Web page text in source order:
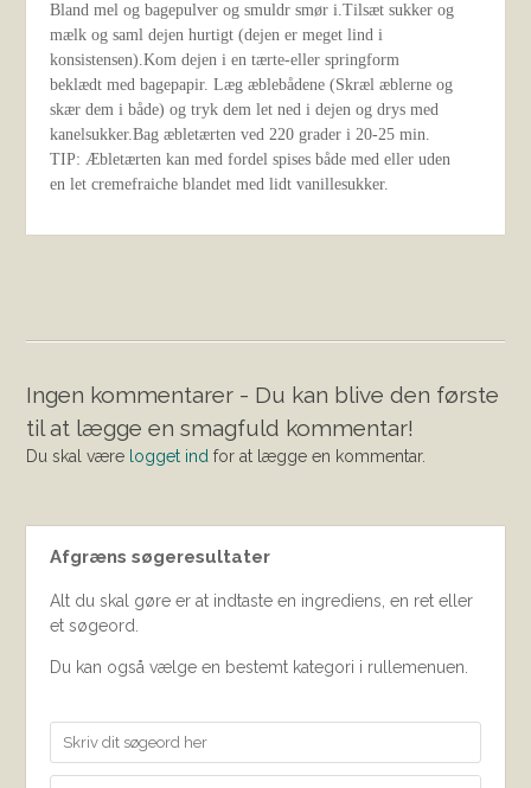
Bland mel og bagepulver og smuldr smør i.Tilsæt sukker og
mælk og saml dejen hurtigt (dejen er meget lind i
konsistensen).Kom dejen i en tærte-eller springform
beklædt med bagepapir. Læg æblebådene (Skræl æblerne og
skær dem i både) og tryk dem let ned i dejen og drys med
kanelsukker.Bag æbletærten ved 220 grader i 20-25 min.
TIP: Æbletærten kan med fordel spises både med eller uden
en let cremefraiche blandet med lidt vanillesukker.
Ingen kommentarer - Du kan blive den første
til at lægge en smagfuld kommentar!
Du skal være logget ind for at lægge en kommentar.
Afgræns søgeresultater
Alt du skal gøre er at indtaste en ingrediens, en ret eller
et søgeord.
Du kan også vælge en bestemt kategori i rullemenuen.